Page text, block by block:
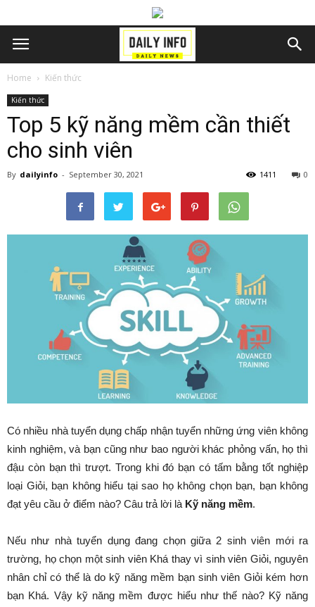
Home Kiến thức
Kiến thức
Top 5 kỹ năng mềm cần thiết
cho sinh viên
By dailyinfo - September 30, 2021 0
1411
Có nhiều nhà tuyển dụng chấp nhận tuyển những ứng viên không
kinh nghiệm, và bạn cũng như bao người khác phỏng vấn, họ thì
đậu còn bạn thì trượt. Trong khi đó bạn có tấm bằng tốt nghiệp
loại Giỏi, bạn không hiểu tại sao họ không chọn bạn, bạn không
đạt yêu cầu ở điểm nào? Câu trả lời là Kỹ năng mềm.
Nếu như nhà tuyển dụng đang chọn giữa 2 sinh viên mới ra
trường, họ chọn một sinh viên Khá thay vì sinh viên Giỏi, nguyên
nhân chỉ có thể là do kỹ năng mềm bạn sinh viên Giỏi kém hơn
bạn Khá. Vậy kỹ năng mềm được hiểu như thế nào? Kỹ năng